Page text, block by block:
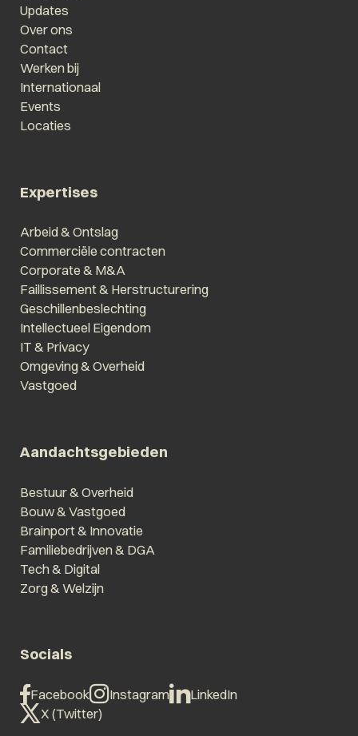
Updates
Over ons
Contact
Werken bij
Internationaal
Events
Locaties
Expertises
Arbeid & Ontslag
Commerciële contracten
Corporate & M&A
Faillissement & Herstructurering
Geschillenbeslechting
Intellectueel Eigendom
IT & Privacy
Omgeving & Overheid
Vastgoed
Aandachtsgebieden
Bestuur & Overheid
Bouw & Vastgoed
Brainport & Innovatie
Familiebedrijven & DGA
Tech & Digital
Zorg & Welzijn
Socials
Facebook Instagram
LinkedIn
X (Twitter)